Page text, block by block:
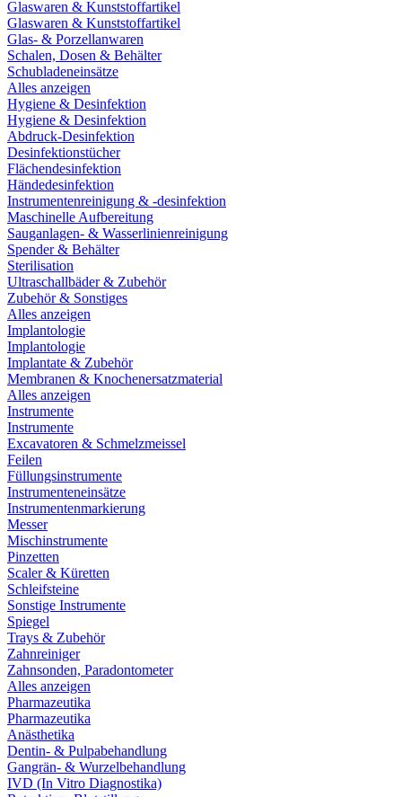
Glaswaren & Kunststoffartikel
Glaswaren & Kunststoffartikel
Glas- & Porzellanwaren
Schalen, Dosen & Behälter
Schubladeneinsätze
Alles anzeigen
Hygiene & Desinfektion
Hygiene & Desinfektion
Abdruck-Desinfektion
Desinfektionstücher
Flächendesinfektion
Händedesinfektion
Instrumentenreinigung & -desinfektion
Maschinelle Aufbereitung
Sauganlagen- & Wasserlinienreinigung
Spender & Behälter
Sterilisation
Ultraschallbäder & Zubehör
Zubehör & Sonstiges
Alles anzeigen
Implantologie
Implantologie
Implantate & Zubehör
Membranen & Knochenersatzmaterial
Alles anzeigen
Instrumente
Instrumente
Excavatoren & Schmelzmeissel
Feilen
Füllungsinstrumente
Instrumenteneinsätze
Instrumentenmarkierung
Messer
Mischinstrumente
Pinzetten
Scaler & Küretten
Schleifsteine
Sonstige Instrumente
Spiegel
Trays & Zubehör
Zahnreiniger
Zahnsonden, Paradontometer
Alles anzeigen
Pharmazeutika
Pharmazeutika
Anästhetika
Dentin- & Pulpabehandlung
Gangrän- & Wurzelbehandlung
IVD (In Vitro Diagnostika)